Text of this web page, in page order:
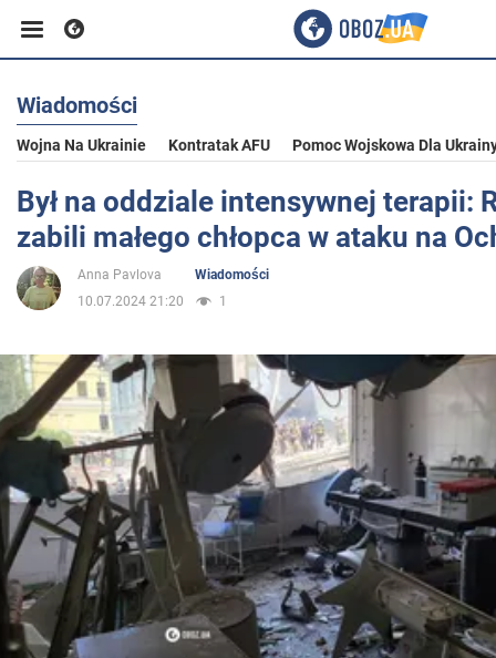
Biznes
Sport
Rozrywka
Polityka
Społeczeństwo
Wojna na Ukrainie
Świat
Wiadomości
Wojna Na Ukrainie Kontratak AFU Pomoc Wojskowa Dla
Był na oddziale intensywnej terapii:
zabili małego chłopca w ataku na
Anna Pavlova
Wiadomości
10.07.2024 21:20
1